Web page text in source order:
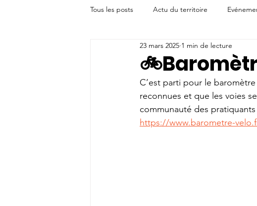
Tous les posts Actu du territoire
23 mars 2025 1 min de lecture
C’est parti pour le
reconnues et que les voies
communauté des
https://www.barometre-